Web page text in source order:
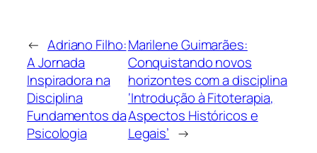
← Adriano Filho:
A Jornada
Inspiradora na
Disciplina
Fundamentos da
Psicologia
Marilene Guimarães:
Conquistando novos
horizontes com a disciplina
‘Introdução à Fitoterapia,
Aspectos Históricos e
Legais’ →